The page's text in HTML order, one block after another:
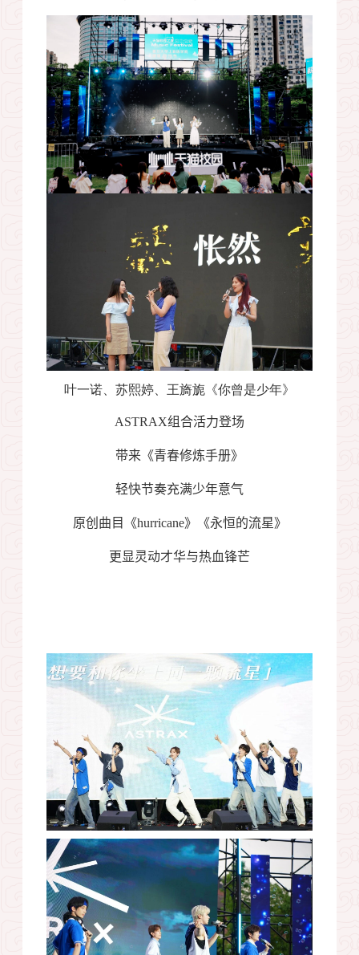
叶一诺、苏熙婷、王旖旎《你曾是少年》
ASTRAX组合活力登场
带来《青春修炼手册》
轻快节奏充满少年意气
原创曲目《hurricane》《永恒的流星》
更显灵动才华与热血锋芒